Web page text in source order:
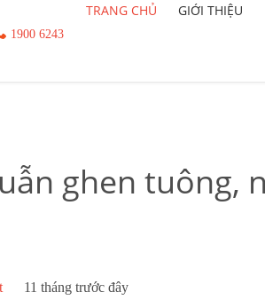
1900 6243
TRANG CHỦ GIỚI THIỆU
ghen tuông,
11 tháng trước đây